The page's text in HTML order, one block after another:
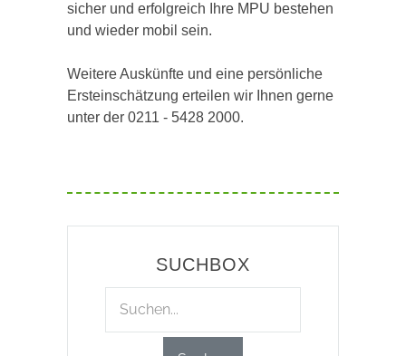
sicher und erfolgreich Ihre MPU bestehen
und wieder mobil sein.
Weitere Auskünfte und eine persönliche
Ersteinschätzung erteilen wir Ihnen gerne
unter der 0211 - 5428 2000.
SUCHBOX